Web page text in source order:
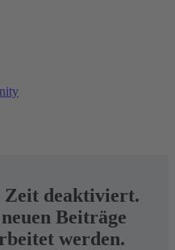
Zeit deaktiviert.
Beiträge
werden.